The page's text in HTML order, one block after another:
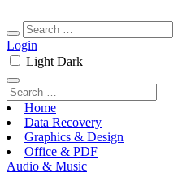
Login
Light Dark
Home
Data Recovery
Graphics & Design
Office & PDF
Audio & Music